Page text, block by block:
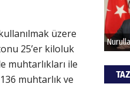
üzere
25’er kiloluk
muhtarlıkları ile
muhtarlık ve